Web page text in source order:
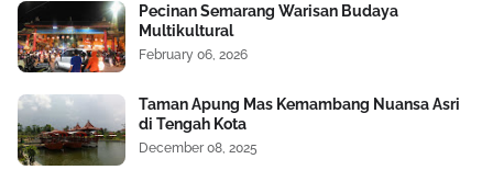
Pecinan Semarang Warisan Budaya
Multikultural
February 06, 2026
Taman Apung Mas Kemambang Nuansa Asri
di Tengah Kota
December 08, 2025